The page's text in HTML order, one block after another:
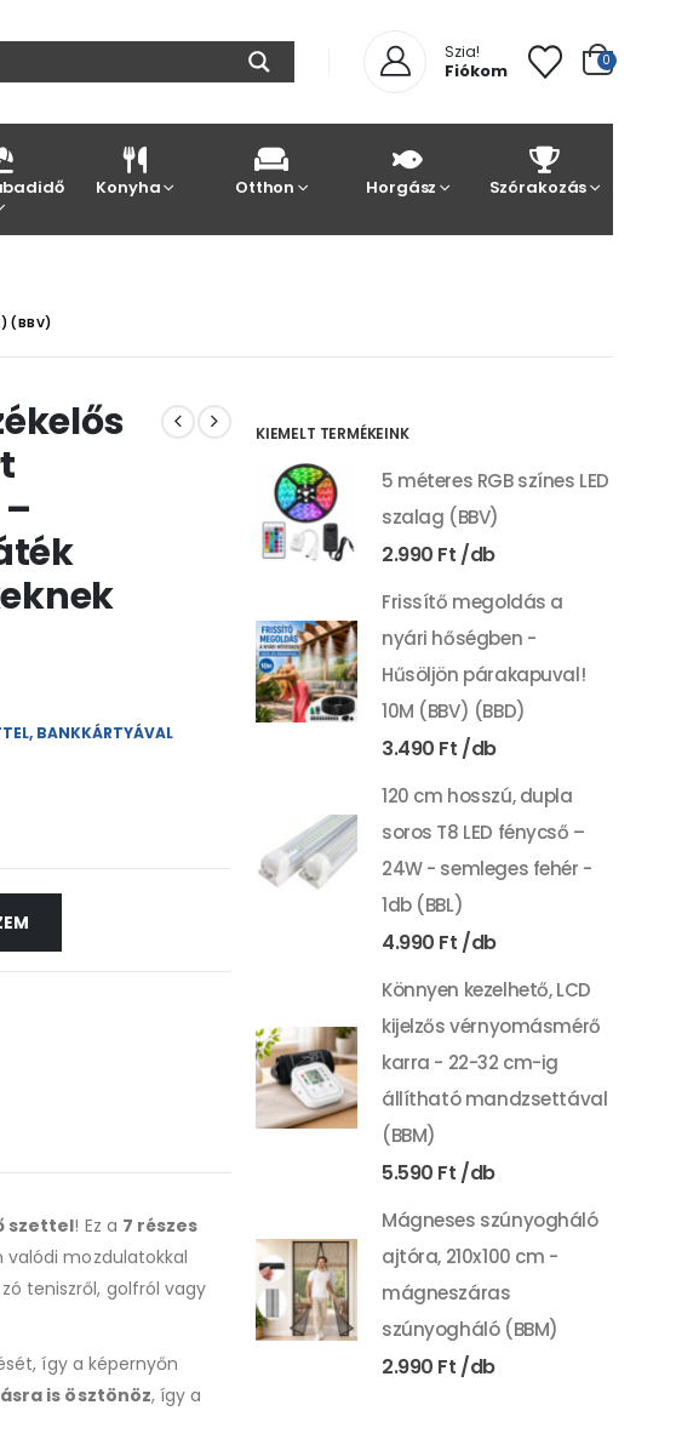
Szia!
Fiókom 0
Konyha Otthon Horgász Szórakozás
(BBV)
BANKKÁRTYÁVAL
szettel! Ez a 7 részes
mozdulatokkal
teniszről, golfról vagy
így a képernyőn
is ösztönöz, így a
KIEMELT TERMÉKEINK
5 méteres RGB színes LED
szalag (BBV)
2.990 Ft
Frissítő megoldás a
nyári hőségben -
Hűsöljön párakapuval!
10M (BBV) (BBD)
3.490 Ft
120 cm hosszú, dupla
soros T8 LED fénycső –
24W - semleges fehér -
1db (BBL)
4.990 Ft
Könnyen kezelhető, LCD
kijelzős vérnyomásmérő
karra - 22-32 cm-ig
állítható mandzsettával
(BBM)
5.590 Ft
Mágneses szúnyogháló
ajtóra, 210x100 cm -
mágneszáras
szúnyogháló (BBM)
2.990 Ft